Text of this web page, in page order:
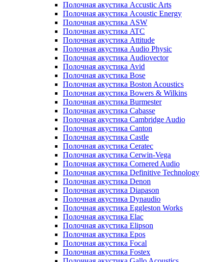
Полочная акустика Accustic Arts
Полочная акустика Acoustic Energy
Полочная акустика ASW
Полочная акустика ATC
Полочная акустика Attitude
Полочная акустика Audio Physic
Полочная акустика Audiovector
Полочная акустика Avid
Полочная акустика Bose
Полочная акустика Boston Acoustics
Полочная акустика Bowers & Wilkins
Полочная акустика Burmester
Полочная акустика Cabasse
Полочная акустика Cambridge Audio
Полочная акустика Canton
Полочная акустика Castle
Полочная акустика Ceratec
Полочная акустика Cerwin-Vega
Полочная акустика Cornered Audio
Полочная акустика Definitive Technology
Полочная акустика Denon
Полочная акустика Diapason
Полочная акустика Dynaudio
Полочная акустика Eggleston Works
Полочная акустика Elac
Полочная акустика Elipson
Полочная акустика Epos
Полочная акустика Focal
Полочная акустика Fostex